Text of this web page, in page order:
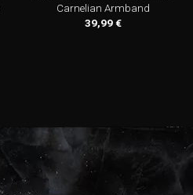
Carnelian Armband
39,99€